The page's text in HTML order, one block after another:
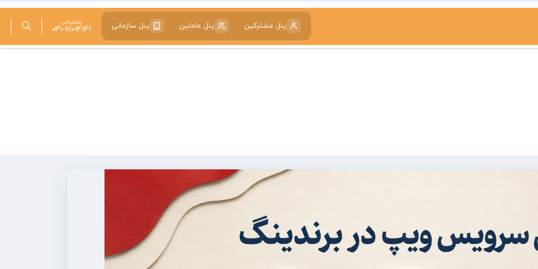
پنل مشترکین پنل عاملین پنل سازمانی پشتیبانی
۰۴۱-۹۱۰۱۴۱۴۱